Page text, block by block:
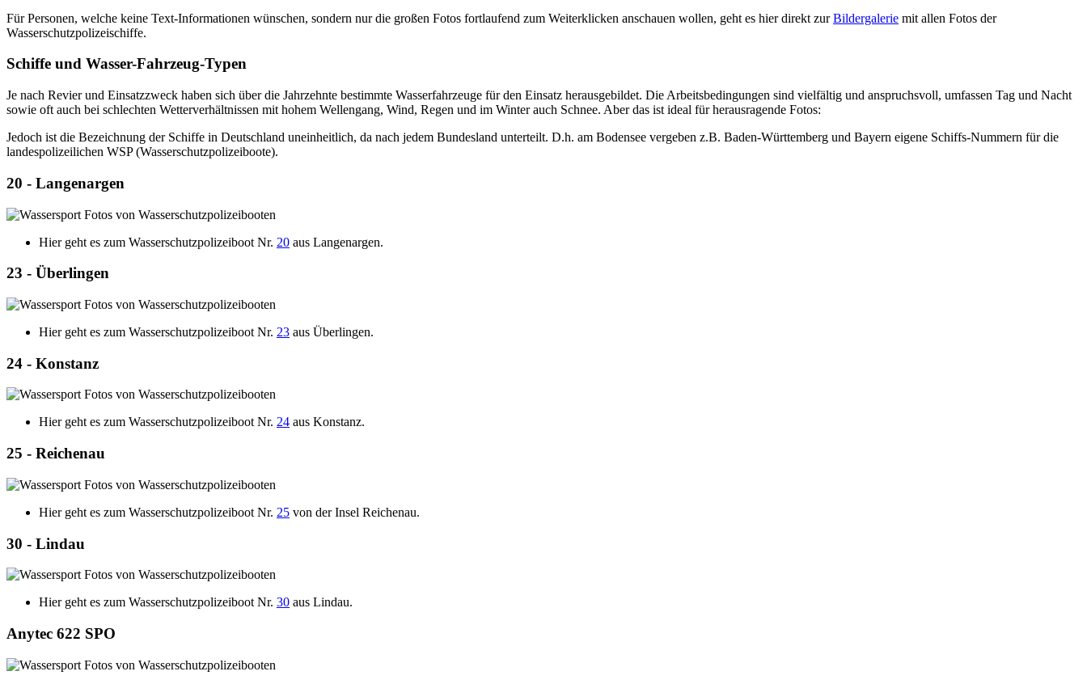
Für Personen, welche keine Text-Informationen wünschen, sondern nur die großen Fotos fortlaufend zum Weiterklicken anschauen wollen, geht es hier direkt zurBildergalerie mit allen Fotos der
Wasserschutzpolizeischiffe.
Schiffe und Wasser-Fahrzeug-Typen
Je nach Revier und Einsatzzweck haben sich über die Jahrzehnte bestimmte Wasserfahrzeuge für den Einsatz herausgebildet. Die Arbeitsbedingungen sind vielfältig und anspruchsvoll, umfassen Tag und Nacht
sowie oft auch bei schlechten Wetterverhältnissen mit hohem Wellengang, Wind, Regen und im Winter auch Schnee. Aber das ist ideal für herausragende Fotos:
Jedoch ist die Bezeichnung der Schiffe in Deutschland uneinheitlich, da nach jedem Bundesland unterteilt. D.h. am Bodensee vergeben z.B. Baden-Württemberg und Bayern eigene Schiffs-Nummern für die
landespolizeilichen WSP (Wasserschutzpolizeiboote).
20 - Langenargen
Hier geht es zum Wasserschutzpolizeiboot Nr. 20 aus Langenargen.
23 - Überlingen
Hier geht es zum Wasserschutzpolizeiboot Nr. 23 aus Überlingen.
24 - Konstanz
Hier geht es zum Wasserschutzpolizeiboot Nr. 24 aus Konstanz.
25 - Reichenau
Hier geht es zum Wasserschutzpolizeiboot Nr. 25 von der Insel Reichenau.
30 - Lindau
Hier geht es zum Wasserschutzpolizeiboot Nr. 30 aus Lindau.
Anytec 622 SPO